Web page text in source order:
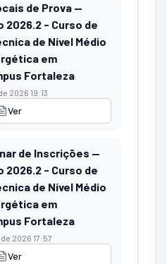
de Prova —
- Curso de
de Nível Médio
em
Fortaleza
2026 19:13
Ver
de Inscrições —
- Curso de
de Nível Médio
em
Fortaleza
2026 17:57
Ver